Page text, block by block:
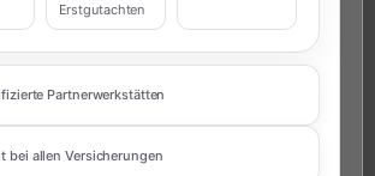
Erstgutachten
Partnerwerkstätten
bei allen Versicherungen